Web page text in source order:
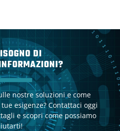
DI
nostre soluzioni e come
esigenze? Contattaci oggi
e scopri come possiamo